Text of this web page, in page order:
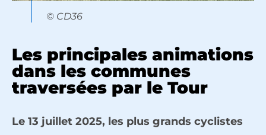
© CD36
Les principales animations
dans les communes
traversées par le Tour
Le 13 juillet 2025, les plus grands cyclistes